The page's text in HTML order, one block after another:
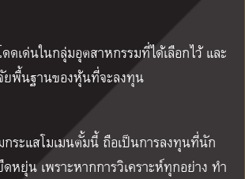
ดเด่นในกลุ่มอุตสาหกรรมที่ได้เลือกไว้ และ
ยพื้นฐานของหุ้นที่จะลงทุน
กระแสโมเมนตั้มนี้ ถือเป็นการลงทุนที่นัก
หยุ่น เพราะหากการวิเคราะห์ทุกอย่าง ทำ